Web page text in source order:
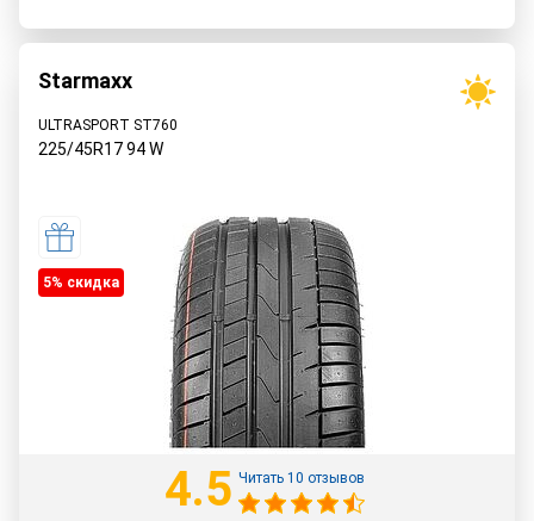
Starmaxx
ULTRASPORT ST760
225/45R1794W
5% cкидка
4.5 Читать 10 отзывов